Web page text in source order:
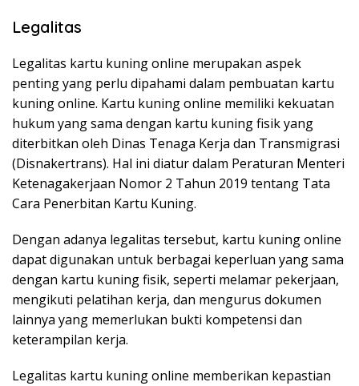
Legalitas
Legalitas kartu kuning online merupakan aspek
penting yang perlu dipahami dalam pembuatan kartu
kuning online. Kartu kuning online memiliki kekuatan
hukum yang sama dengan kartu kuning fisik yang
diterbitkan oleh Dinas Tenaga Kerja dan Transmigrasi
(Disnakertrans). Hal ini diatur dalam Peraturan Menteri
Ketenagakerjaan Nomor 2 Tahun 2019 tentang Tata
Cara Penerbitan Kartu Kuning.
Dengan adanya legalitas tersebut, kartu kuning online
dapat digunakan untuk berbagai keperluan yang sama
dengan kartu kuning fisik, seperti melamar pekerjaan,
mengikuti pelatihan kerja, dan mengurus dokumen
lainnya yang memerlukan bukti kompetensi dan
keterampilan kerja.
Legalitas kartu kuning online memberikan kepastian